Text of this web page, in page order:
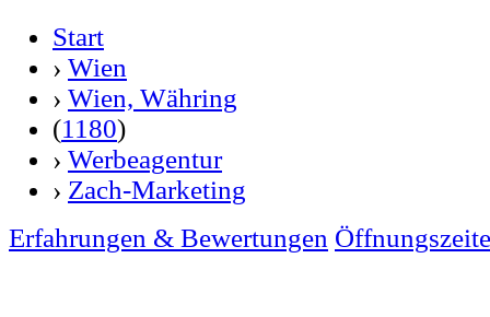
Start
› Wien
› Wien, Währing
(1180)
› Werbeagentur
› Zach-Marketing
Erfahrungen & Bewertungen